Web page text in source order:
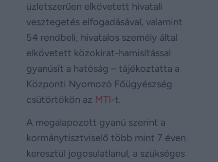
üzletszerűen elkövetett hivatali
vesztegetés elfogadásával, valamint
54 rendbeli, hivatalos személy által
elkövetett közokirat-hamisítással
gyanúsít a hatóság – tájékoztatta a
Központi Nyomozó Főügyészség
csütörtökön az MTI-t.
A megalapozott gyanú szerint a
kormánytisztviselő több mint 7 éven
keresztül jogosulatlanul, a szükséges